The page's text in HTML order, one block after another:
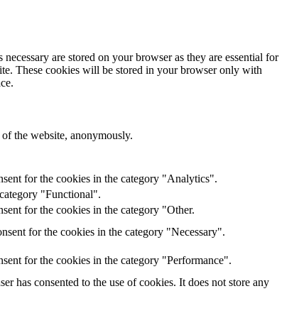
are stored on your browser as they are essential for
These cookies will be stored in your browser only with
the website, anonymously.
for the cookies in the category "Analytics".
"Functional".
for the cookies in the category "Other.
for the cookies in the category "Necessary".
for the cookies in the category "Performance".
has consented to the use of cookies. It does not store any